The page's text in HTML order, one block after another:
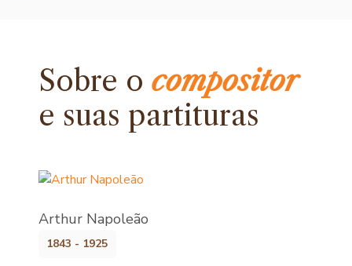
Sobre ocompositor
e suas partituras
Arthur Napoleão
1843 - 1925